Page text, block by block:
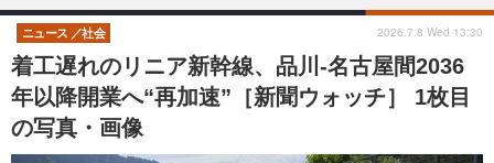
甲信越 北陸
東海 関西
中国
着工遅れのリニア新幹線、品川-名古屋間2036
年以降開業へ“再加速”［新聞ウォッチ］ 1枚目
の写真・画像
ニュース 社会 2026.7.8 Wed 13:30